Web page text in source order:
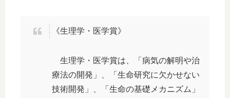
《生理学・医学賞》
生理学・医学賞は、「病気の解明や治
療法の開発」、「生命研究に欠かせない
技術開発」、「生命の基礎メカニズム」